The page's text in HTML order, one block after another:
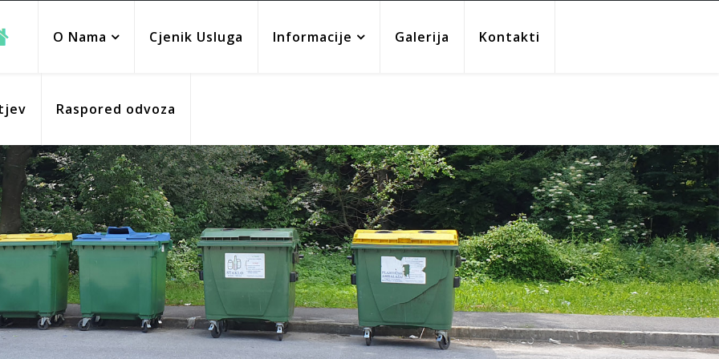
O Nama Cjenik Usluga Informacije Galerija Kontakti
Raspored odvoza